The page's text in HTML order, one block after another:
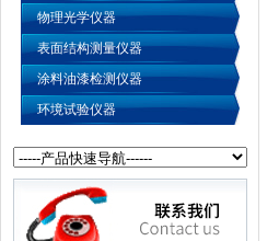
物理光学仪器
表面结构测量仪器
涂料油漆检测仪器
环境试验仪器